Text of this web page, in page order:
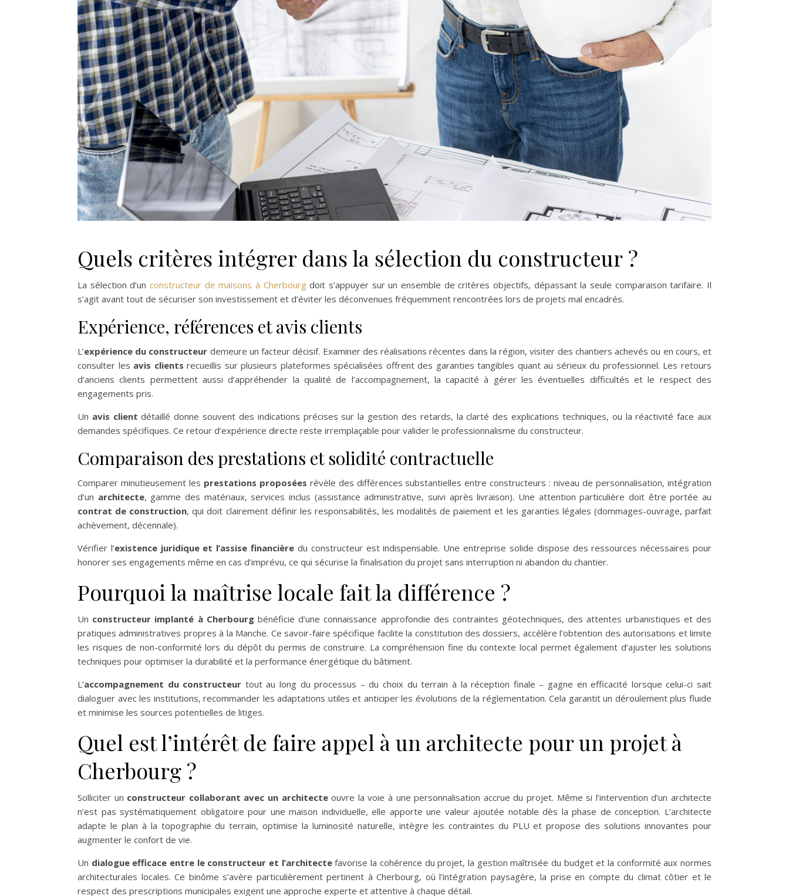
Quels critères intégrer dans la sélection du constructeur ?
La sélection d’un constructeur de maisons à Cherbourgdoit s’appuyer sur un ensemble de critères objectifs, dépassant la seule comparaison tarifaire. Il
s’agit avant tout de sécuriser son investissement et d’éviter les déconvenues fréquemment rencontrées lors de projets mal encadrés.
Expérience, références et avis clients
L’expérience du constructeur demeure un facteur décisif. Examiner des réalisations récentes dans la région, visiter des chantiers achevés ou en cours, et
consulter les avis clients recueillis sur plusieurs plateformes spécialisées offrent des garanties tangibles quant au sérieux du professionnel. Les retours
d’anciens clients permettent aussi d’appréhender la qualité de l’accompagnement, la capacité à gérer les éventuelles difficultés et le respect des
engagements pris.
Un avis client détaillé donne souvent des indications précises sur la gestion des retards, la clarté des explications techniques, ou la réactivité face aux
demandes spécifiques. Ce retour d’expérience directe reste irremplaçable pour valider le professionnalisme du constructeur.
Comparaison des prestations et solidité contractuelle
Comparer minutieusement les prestations proposées révèle des différences substantielles entre constructeurs : niveau de personnalisation, intégration
d’un architecte, gamme des matériaux, services inclus (assistance administrative, suivi après livraison). Une attention particulière doit être portée au
contrat de construction, qui doit clairement définir les responsabilités, les modalités de paiement et les garanties légales (dommages-ouvrage, parfait
achèvement, décennale).
Vérifier l’existence juridique et l’assise financière du constructeur est indispensable. Une entreprise solide dispose des ressources nécessaires pour
honorer ses engagements même en cas d’imprévu, ce qui sécurise la finalisation du projet sans interruption ni abandon du chantier.
Pourquoi la maîtrise locale fait la différence ?
Un constructeur implanté à Cherbourgbénéficie d’une connaissance approfondie des contraintes géotechniques, des attentes urbanistiques et des
pratiques administratives propres à la Manche. Ce savoir-faire spécifique facilite la constitution des dossiers, accélère l’obtention des autorisations et limite
les risques de non-conformité lors du dépôt du permis de construire. La compréhension fine du contexte local permet également d’ajuster les solutions
techniques pour optimiser la durabilité et la performance énergétique du bâtiment.
L’accompagnement du constructeur tout au long du processus – du choix du terrain à la réception finale – gagne en efficacité lorsque celui-ci sait
dialoguer avec les institutions, recommander les adaptations utiles et anticiper les évolutions de la réglementation. Cela garantit un déroulement plus fluide
et minimise les sources potentielles de litiges.
Quel est l’intérêt de faire appel à un architecte pour un projet à
Cherbourg ?
Solliciter un constructeur collaborant avec un architecteouvre la voie à une personnalisation accrue du projet. Même si l’intervention d’un architecte
n’est pas systématiquement obligatoire pour une maison individuelle, elle apporte une valeur ajoutée notable dès la phase de conception. L’architecte
adapte le plan à la topographie du terrain, optimise la luminosité naturelle, intègre les contraintes du PLU et propose des solutions innovantes pour
augmenter le confort de vie.
Un dialogue efficace entre le constructeur et l’architectefavorise la cohérence du projet, la gestion maîtrisée du budget et la conformité aux normes
architecturales locales. Ce binôme s’avère particulièrement pertinent à Cherbourg, où l’intégration paysagère, la prise en compte du climat côtier et le
respect des prescriptions municipales exigent une approche experte et attentive à chaque détail.